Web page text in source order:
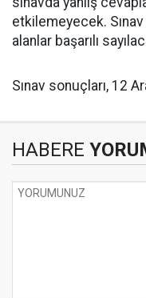
etkilemeyecek.
alanlar başarılı
Sınav sonuçları, 12
HABERE